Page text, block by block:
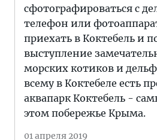
сфотографироваться с
телефон или
приехать в Коктебель и
выступление
морских котиков и
всему в Коктебеле есть
аквапарк Коктебель -
этом побережье Крыма.
01 апреля 2019